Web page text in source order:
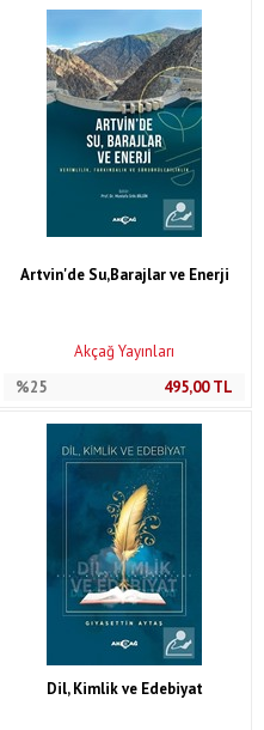
Artvin'de Su,Barajlar ve Enerji
Akçağ Yayınları
%25
495,00TL
Dil, Kimlik ve Edebiyat